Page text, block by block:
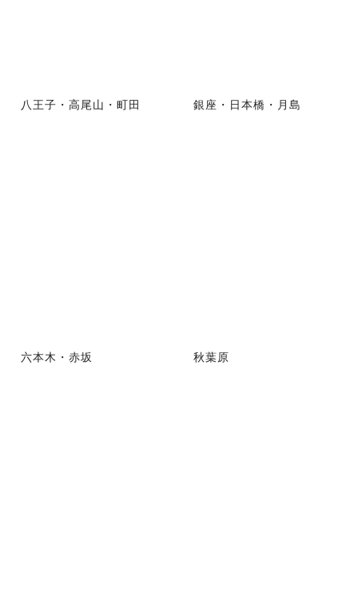
八王子・高尾山・町田 銀座・日本橋・月島
六本木・赤坂 秋葉原